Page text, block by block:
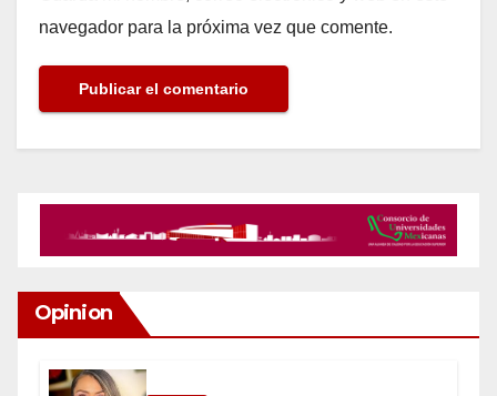
navegador para la próxima vez que comente.
Opinion